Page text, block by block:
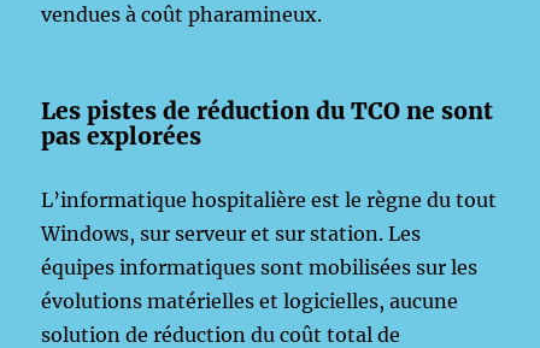
vendues à coût pharamineux.
Les pistes de réduction du TCO ne sont
pas explorées
L’informatique hospitalière est le règne du tout
Windows, sur serveur et sur station. Les
équipes informatiques sont mobilisées sur les
évolutions matérielles et logicielles, aucune
solution de réduction du coût total de